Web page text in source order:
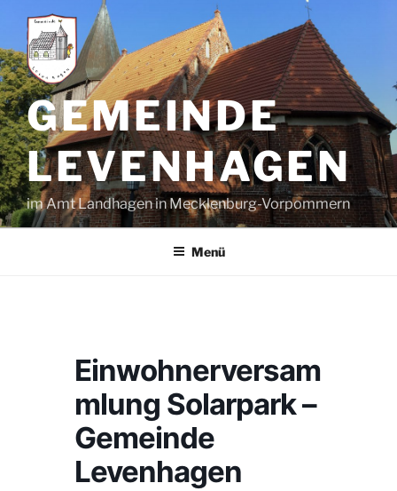
Inhalt
springen
GEMEINDE
LEVENHAGEN
im Amt Landhagen in Mecklenburg-Vorpommern
Menü
Einwohnerversam
mlung Solarpark –
Gemeinde
Levenhagen